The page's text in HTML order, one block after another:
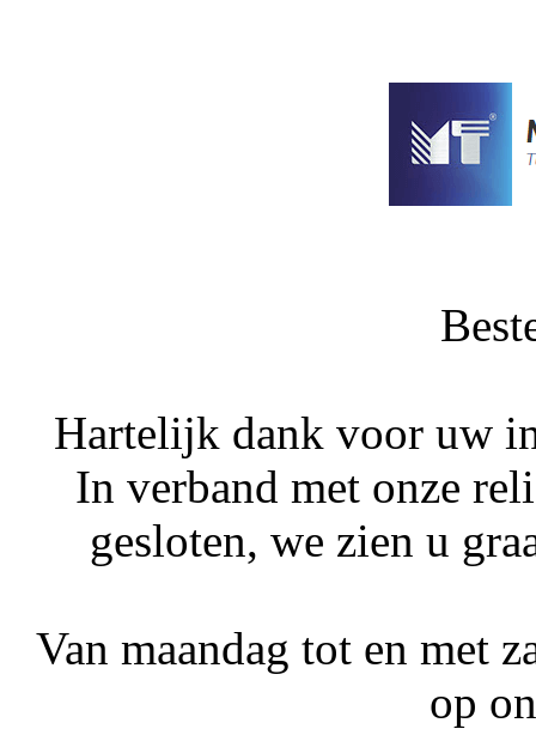
Hartelijk dank voor uw
In verband met onze
gesloten, we zien u
Van maandag tot en met
op